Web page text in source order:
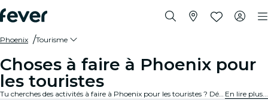
Phoenix Tourisme
Choses à faire à Phoenix pour
les touristes
Tu cherches des activités à faire à Phoenix pour les touristes ? Découvre Phoenix une aventure à la fois avec ces expériences passionnantes spécialement conçues pour les touristes. Découvre les meilleures choses à faire ! En lire plus...